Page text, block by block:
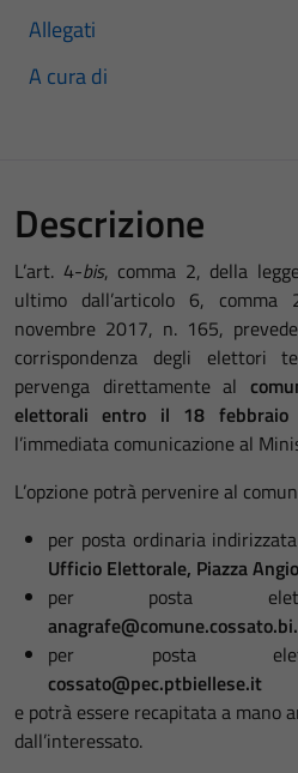
Allegati
A cura di
Descrizione
L’art. 4-bis, comma 2, della
ultimo dall’articolo 6,
novembre 2017, n. 165,
corrispondenza degli elettori
pervenga direttamente al
elettorali entro il 18 febbraio
l’immediata comunicazione al
L’opzione potrà pervenire al
per posta ordinaria
Ufficio Elettorale, Piazza
per posta
per posta
cossato@pec.ptbiellese.it
e potrà essere recapitata a mano
dall’interessato.